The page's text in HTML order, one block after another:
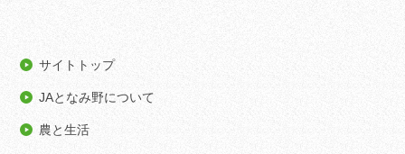
サイトトップ
JAとなみ野について
農と生活